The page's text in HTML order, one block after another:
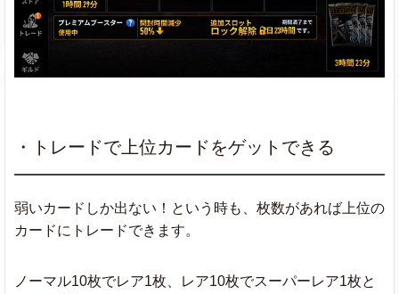
・トレードで上位カードをゲットできる
弱いカードしか出ない！という時も、枚数があれば上位の
カードにトレードできます。
ノーマル10枚でレア1枚、レア10枚でスーパーレア1枚と